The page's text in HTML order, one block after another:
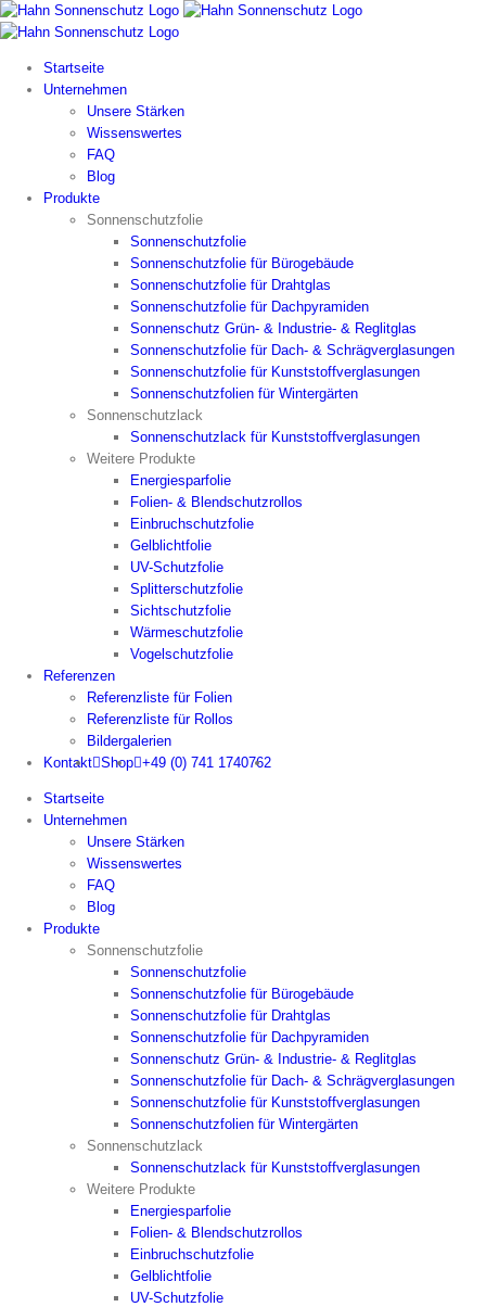
Zum
Inhalt
Startseite
Unternehmen
Unsere Stärken
Wissenswertes
FAQ
Blog
Produkte
Sonnenschutzfolie
Sonnenschutzfolie
Sonnenschutzfolie für Bürogebäude
Sonnenschutzfolie für Drahtglas
Sonnenschutzfolie für Dachpyramiden
Sonnenschutz Grün- & Industrie- & Reglitglas
Sonnenschutzfolie für Dach- & Schrägverglasungen
Sonnenschutzfolie für Kunststoffverglasungen
Sonnenschutzfolien für Wintergärten
Sonnenschutzlack
Sonnenschutzlack für Kunststoffverglasungen
Weitere Produkte
Energiesparfolie
Folien- & Blendschutzrollos
Einbruchschutzfolie
Gelblichtfolie
UV-Schutzfolie
Splitterschutzfolie
Sichtschutzfolie
Wärmeschutzfolie
Vogelschutzfolie
Referenzen
Referenzliste für Folien
Referenzliste für Rollos
Bildergalerien
Kontakt Shop +49 (0) 741 1740762
Startseite
Unternehmen
Unsere Stärken
Wissenswertes
FAQ
Blog
Produkte
Sonnenschutzfolie
Sonnenschutzfolie
Sonnenschutzfolie für Bürogebäude
Sonnenschutzfolie für Drahtglas
Sonnenschutzfolie für Dachpyramiden
Sonnenschutz Grün- & Industrie- & Reglitglas
Sonnenschutzfolie für Dach- & Schrägverglasungen
Sonnenschutzfolie für Kunststoffverglasungen
Sonnenschutzfolien für Wintergärten
Sonnenschutzlack
Sonnenschutzlack für Kunststoffverglasungen
Weitere Produkte
Energiesparfolie
Folien- & Blendschutzrollos
Einbruchschutzfolie
Gelblichtfolie
UV-Schutzfolie